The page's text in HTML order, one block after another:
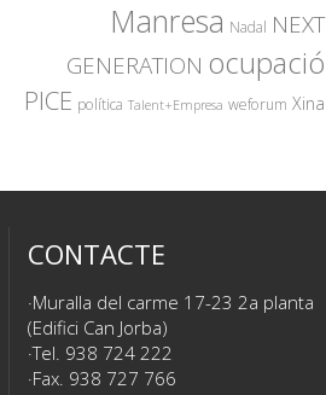
Manresa Nadal NEXT
GENERATION ocupació
PICE política Talent+Empresa weforum Xina
CONTACTE
Muralla del carme 17-23 2a planta
(Edifici Can Jorba)
Tel. 938 724 222
Fax. 938 727 766